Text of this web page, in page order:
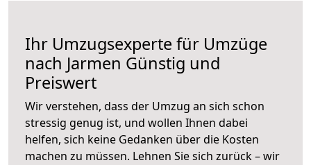
Ihr Umzugsexperte für Umzüge
nach Jarmen Günstig und
Preiswert
Wir verstehen, dass der Umzug an sich schon
stressig genug ist, und wollen Ihnen dabei
helfen, sich keine Gedanken über die Kosten
machen zu müssen. Lehnen Sie sich zurück – wir